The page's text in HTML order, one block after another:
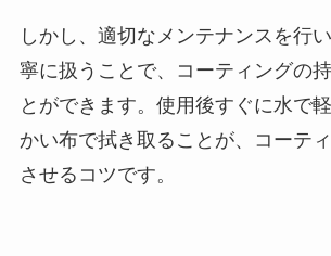
しかし、適切なメンテナンスを行
寧に扱うことで、コーティングの
とができます。使用後すぐに水で
かい布で拭き取ることが、コーテ
させるコツです。